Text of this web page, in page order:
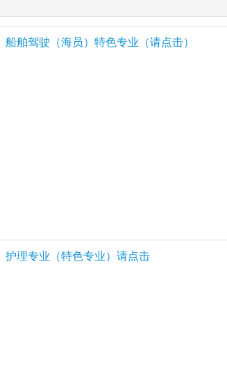
船舶驾驶（海员）特色专业（请点击）
护理专业（特色专业）请点击